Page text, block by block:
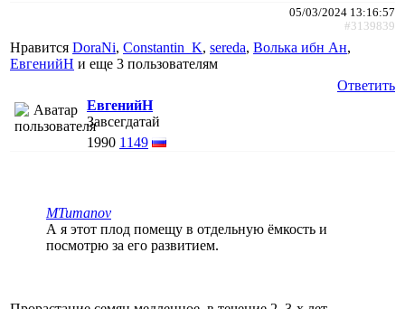
05/03/2024 13:16:57
#3139839
Нравится DoraNi, Constantin_K, sereda, Волька ибн Ан,
ЕвгенийН и еще 3 пользователям
Ответить
ЕвгенийН
Завсегдатай
1990 1149
MTumanov
А я этот плод помещу в отдельную ёмкость и
посмотрю за его развитием.